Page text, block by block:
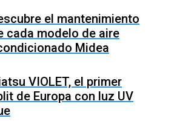
el mantenimiento
cada modelo de aire
Midea
VIOLET, el primer
de Europa con luz UV